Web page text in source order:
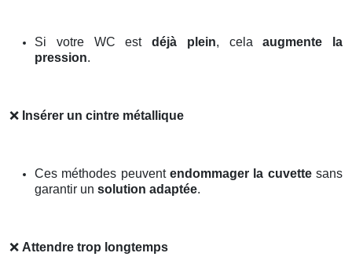
Si votre WC est déjà plein, celaaugmente la
pression.
❌ Insérer un cintre métallique
Ces méthodes peuvent endommager la cuvettesans
garantir un solution adaptée.
❌ Attendre trop longtemps